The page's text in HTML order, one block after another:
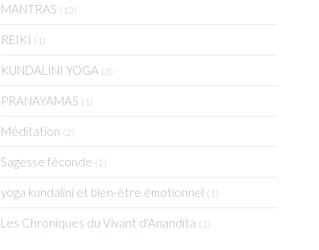
MANTRAS (13)
REIKI (1)
KUNDALINI YOGA (3)
PRANAYAMAS (1)
Méditation (2)
Sagesse féconde (2)
yoga kundalini et bien-être émotionnel (1)
Les Chroniques du Vivant d'Anandita (1)